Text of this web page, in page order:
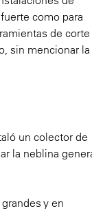
como para
de corte
sin mencionar la
un colector de
la neblina
y en